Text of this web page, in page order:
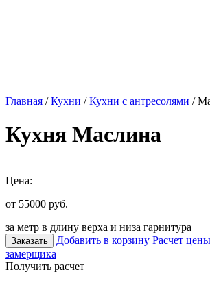
Главная /Кухни /Кухни с антресолями /
Кухня Маслина
Цена:
от 55000 руб.
за метр в длину верха и низа гарнитура
Заказать Добавить в корзину Расчет цены
замерщика
Получить расчет